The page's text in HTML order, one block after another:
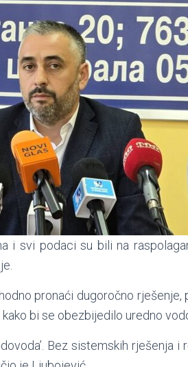
i svi podaci su bili na
pronaći dugoročno
bi se obezbijedilo uredno
Bez sistemskih rješenja